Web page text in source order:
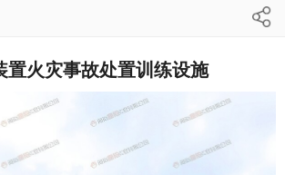
置火灾事故处置训练设施